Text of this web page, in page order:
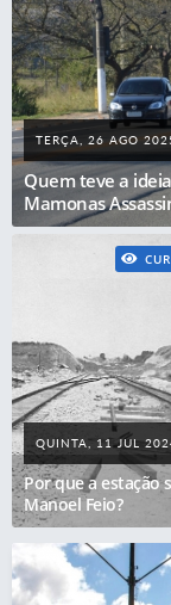
TERÇA, 26 AGO
Quem teve a
Mamonas
QUINTA, 11 JUL
Por que a estação
Manoel Feio?